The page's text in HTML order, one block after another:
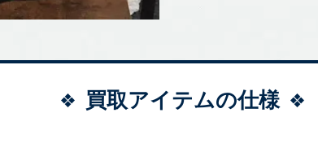
買取アイテムの仕様